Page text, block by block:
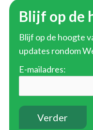
Blijf op de
Blijf op de hoogte
updates rondom
E-mailadres: